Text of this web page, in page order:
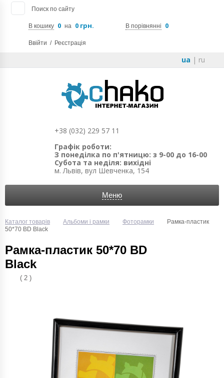
Поиск по сайту
В кошику 0 на 0 грн. В порівнянні 0
Ввійти / Реєстрація
ua | ru
+38 (032) 229 57 11
Графік роботи:
З понеділка по п'ятницю: з 9-00 до 16-00
Субота та неділя: вихідні
м. Львів, вул Шевченка, 154
Меню
Каталог товарів Альбоми і рамки Фоторамки
Рамка-пластик
50*70 BD Black
Рамка-пластик 50*70 BD
Black
( 2 )